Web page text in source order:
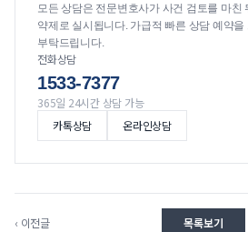
모든 상담은 전문변호사가 사건 검토를 마친
약제로 실시됩니다. 가급적 빠른 상담 예약
부탁드립니다.
전화상담
1533-7377
365일 24시간 상담 가능
카톡상담
온라인상담
‹ 이전글 목록보기